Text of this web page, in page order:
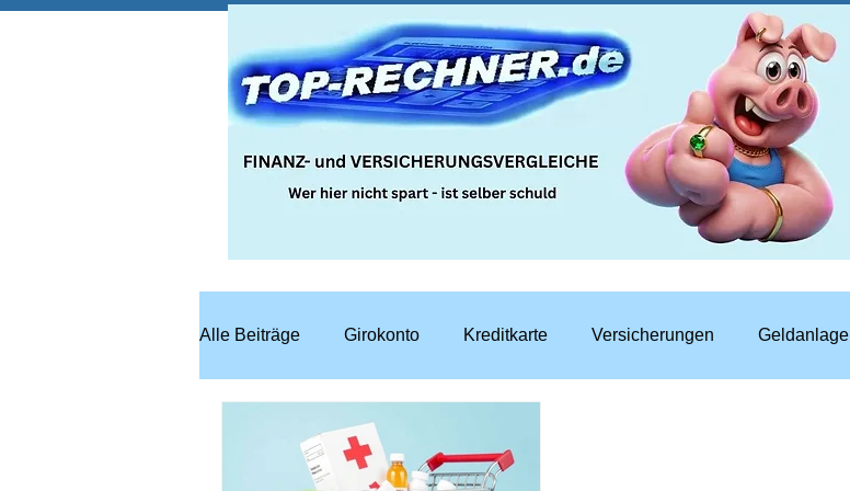
Alle Beiträge Girokonto Kreditkarte Versicherungen Geldanlage
Recht